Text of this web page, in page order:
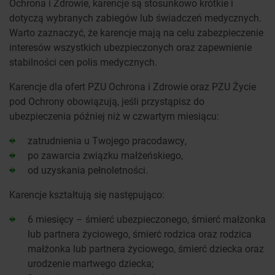
dotyczą wybranych zabiegów lub świadczeń medycznych.
Warto zaznaczyć, że karencje mają na celu zabezpieczenie
interesów wszystkich ubezpieczonych oraz zapewnienie
stabilności cen polis medycznych.
Karencje dla ofert PZU Ochrona i Zdrowie oraz PZU Życie
pod Ochrony obowiązują, jeśli przystąpisz do
ubezpieczenia później niż w czwartym miesiącu:
zatrudnienia u Twojego pracodawcy,
po zawarcia związku małżeńskiego,
od uzyskania pełnoletności.
Karencje kształtują się następująco:
6 miesięcy – śmierć ubezpieczonego, śmierć małżonka
lub partnera życiowego, śmierć rodzica oraz rodzica
małżonka lub partnera życiowego, śmierć dziecka oraz
urodzenie martwego dziecka;